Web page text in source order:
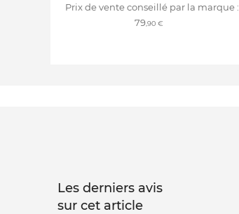
Prix de vente conseillé par la marque :
79,90 €
Les derniers avis
sur cet article